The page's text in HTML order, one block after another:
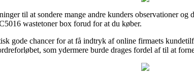
til at sondere mange andre kunders observationer og
wastetoner box forud for at du køber.
gode chancer for at få indtryk af online firmaets
som ydermere burde drages fordel af til at